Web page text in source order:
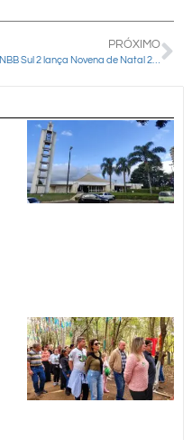
PRÓXIMO
CNBB Sul 2 lança Novena de Natal 2025: “O povo que andava nas trevas viu uma grande luz”